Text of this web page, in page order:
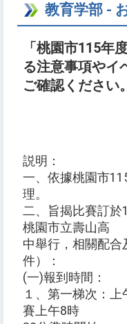
教育学部 -
「桃園市115年
る注意事項やイ
ご確認ください。
説明：
一、依據桃園市
理。
二、旨揭比賽訂於
桃園市立壽山高
中舉行，相關配
件）：
(一)報到時間：
１、第一梯次：
賽上午8時